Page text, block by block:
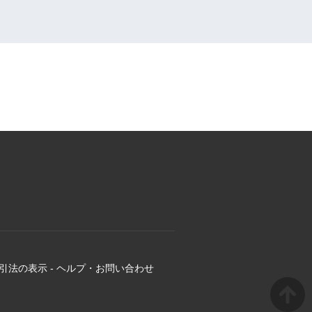
法の表示 - ヘルプ・お問い合わせ